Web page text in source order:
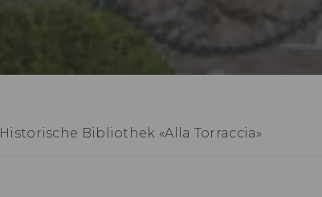
Historische Bibliothek «Alla Torraccia»